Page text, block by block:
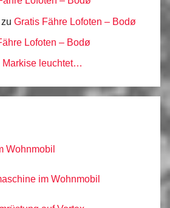
zu Gratis Fähre Lofoten – Bodø
Lofoten – Bodø
Markise leuchtet…
Wohnmobil
im Wohnmobil